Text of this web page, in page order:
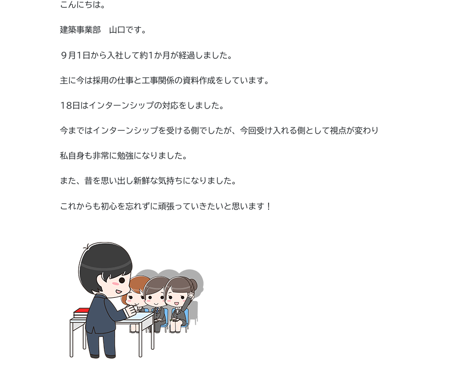
こんにちは。
建築事業部 山口です。
９月1日から入社して約1か月が経過しました。
主に今は採用の仕事と工事関係の資料作成をしています。
18日はインターンシップの対応をしました。
今まではインターンシップを受ける側でしたが、今回受け入れる側として視点が変わり
私自身も非常に勉強になりました。
また、昔を思い出し新鮮な気持ちになりました。
これからも初心を忘れずに頑張っていきたいと思います！